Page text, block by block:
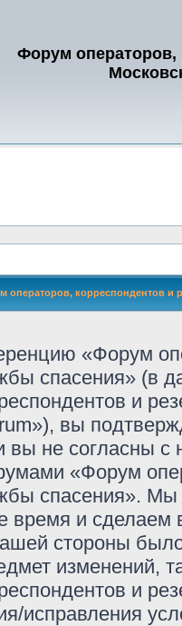
Форум операторов,
операторов, корреспондентов и
«Форум
спасения» (в
и
вы
вы не согласны с
«Форум
спасения». Мы
время и сделаем
стороны
изменений,
и
исправления